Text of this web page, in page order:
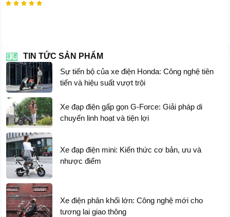
Kẻ hủy diệt FTN T26
    
TIN TỨC SẢN PHẨM
Sự tiến bộ của xe điện Honda: Công nghệ tiên
tiến và hiệu suất vượt trội
Xe đạp điện gấp gọn G-Force: Giải pháp di
chuyển linh hoạt và tiện lợi
Xe đạp điện mini: Kiến thức cơ bản, ưu và
nhược điểm
Xe điện phân khối lớn: Công nghệ mới cho
tương lai giao thông